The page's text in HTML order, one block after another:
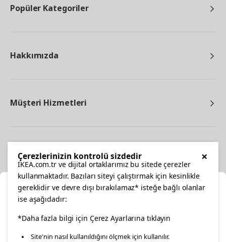
Popüler Kategoriler
Hakkımızda
Müşteri Hizmetleri
facebooktwitterinstagrampinterestyoutube
Konumunuzu Seçin
×
Çerezlerinizin kontrolü sizdedir
IKEA.com.tr ve dijital ortaklarımız bu sitede çerezler
kullanmaktadır. Bazıları siteyi çalıştırmak için kesinlikle
gereklidir ve devre dışı bırakılamaz* isteğe bağlı olanlar
ise aşağıdadır:
*Daha fazla bilgi için Çerez Ayarlarına tıklayın
Site'nin nasıl kullanıldığını ölçmek için kullanılır.